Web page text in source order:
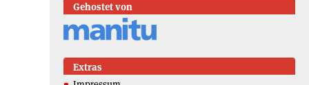
Gehostet von
Extras